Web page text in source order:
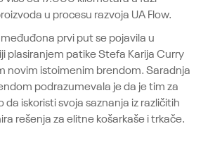
u procesu razvoja UA Flow.
prvi put se pojavila u
plasiranjem patike Stefa Karija Curry
novim istoimenim brendom. Saradnja
podrazumevala je da je tim za
iskoristi svoja saznanja iz različitih
rešenja za elitne košarkaše i trkače.